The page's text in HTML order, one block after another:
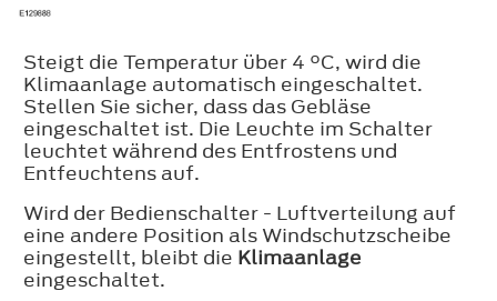
Steigt die Temperatur über 4 °C, wird die
Klimaanlage automatisch eingeschaltet.
Stellen Sie sicher, dass das Gebläse
eingeschaltet ist. Die Leuchte im Schalter
leuchtet während des Entfrostens und
Entfeuchtens auf.
Wird der Bedienschalter - Luftverteilung auf
eine andere Position als Windschutzscheibe
eingestellt, bleibt die Klimaanlage
eingeschaltet.